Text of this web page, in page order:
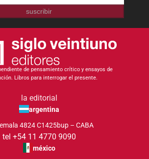
suscribir
de pensamiento crítico y ensayos de
Libros para interrogar el presente.
la editorial
argentina
4824 C1425bup – CABA
tel +54 11 4770 9090
méxico